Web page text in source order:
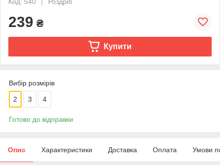
239 ₴
Купити
Вибір розмірів
2 3 4
Готово до відправки
Опис Характеристики Доставка Оплата Умови